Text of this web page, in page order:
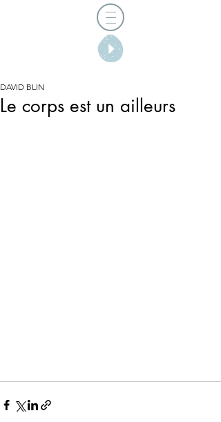
Le corps est un ailleurs
DAVID BLIN